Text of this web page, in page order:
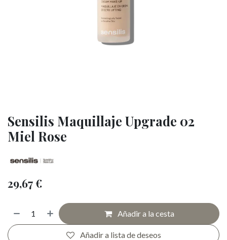
Sensilis Maquillaje Upgrade 02
Miel Rose
29,67€
Añadir a la cesta
Añadir a lista de deseos